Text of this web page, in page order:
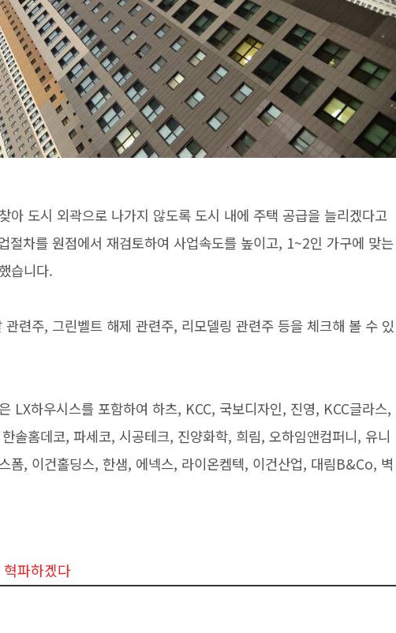
아 도시 외곽으로 나가지 않도록 도시 내에 주택 공급을 늘리겠다고
절차를 원점에서 재검토하여 사업속도를 높이고, 1~2인 가구에 맞는
습니다.
련주, 그린벨트 해제 관련주, 리모델링 관련주 등을 체크해 볼 수 있
LX하우시스를 포함하여 하츠, KCC, 국보디자인, 진영, KCC글라스,
솔홈데코, 파세코, 시공테크, 진양화학, 희림, 오하임앤컴퍼니, 유니
폼, 이건홀딩스, 한샘, 에넥스, 라이온켐텍, 이건산업, 대림B&Co, 벽
파하겠다